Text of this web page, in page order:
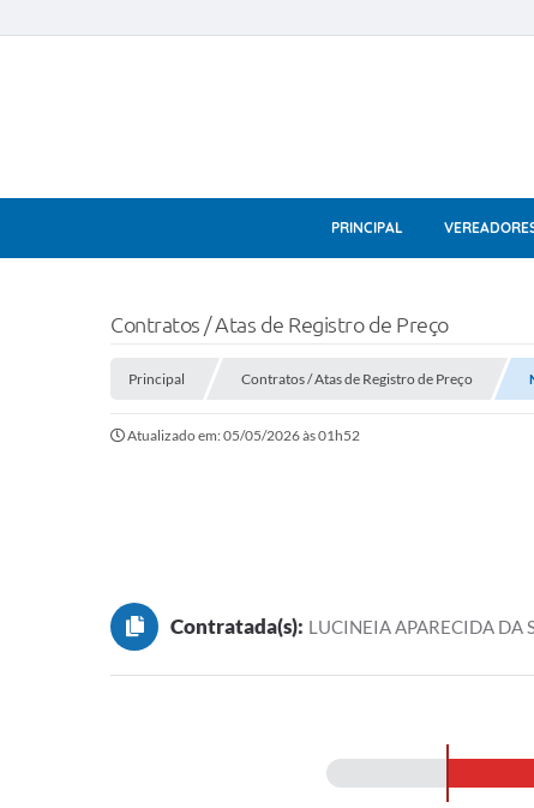
PRINCIPAL
Contratos / Atas de Registro de Preço
Principal Contratos / Atas de Registro de Preço
Atualizado em: 05/05/2026 às 01h52
Contratada(s): LUCINEIA APARECIDA DA